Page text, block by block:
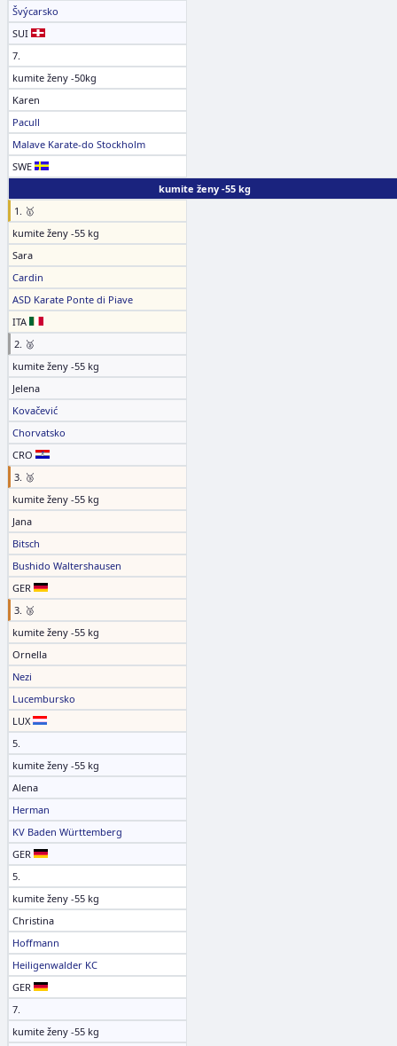
Švýcarsko
SUI
7.
kumite ženy -50kg
Karen
Pacull
Malave Karate-do Stockholm
SWE
kumite ženy -55 kg
1. 🥇
kumite ženy -55 kg
Sara
Cardin
ASD Karate Ponte di Piave
ITA
2. 🥈
kumite ženy -55 kg
Jelena
Kovačević
Chorvatsko
CRO
3. 🥉
kumite ženy -55 kg
Jana
Bitsch
Bushido Waltershausen
GER
3. 🥉
kumite ženy -55 kg
Ornella
Nezi
Lucembursko
LUX
5.
kumite ženy -55 kg
Alena
Herman
KV Baden Württemberg
GER
5.
kumite ženy -55 kg
Christina
Hoffmann
Heiligenwalder KC
GER
7.
kumite ženy -55 kg